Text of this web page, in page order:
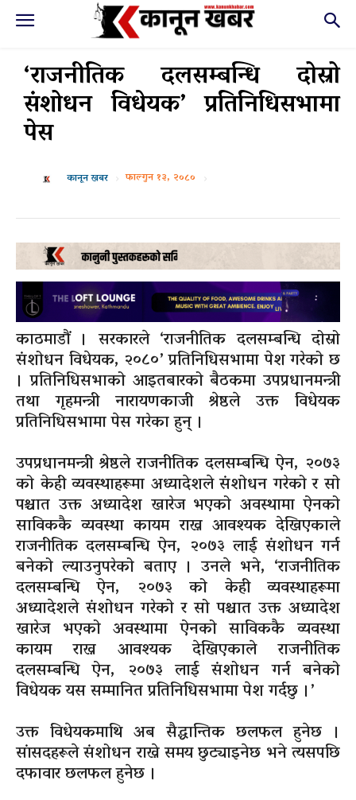
‘राजनीतिक दलसम्बन्धि दोस्रो
संशोधन विधेयक’ प्रतिनिधिसभामा
पेस
कानून खबर फाल्गुन १३, २०८०
काठमाडौं । सरकारले ‘राजनीतिक दलसम्बन्धि दोस्रो
संशोधन विधेयक, २०८०’ प्रतिनिधिसभामा पेश गरेको छ
। प्रतिनिधिसभाको आइतबारको बैठकमा उपप्रधानमन्त्री
तथा गृहमन्त्री नारायणकाजी श्रेष्ठले उक्त विधेयक
प्रतिनिधिसभामा पेस गरेका हुन् ।
उपप्रधानमन्त्री श्रेष्ठले राजनीतिक दलसम्बन्धि ऐन, २०७३
को केही व्यवस्थाहरूमा अध्यादेशले संशोधन गरेको र सो
पश्चात उक्त अध्यादेश खारेज भएको अवस्थामा ऐनको
साविककै व्यवस्था कायम राख्न आवश्यक देखिएकाले
राजनीतिक दलसम्बन्धि ऐन, २०७३ लाई संशोधन गर्न
बनेको ल्याउनुपरेको बताए । उनले भने, ‘राजनीतिक
दलसम्बन्धि ऐन, २०७३ को केही व्यवस्थाहरूमा
अध्यादेशले संशोधन गरेको र सो पश्चात उक्त अध्यादेश
खारेज भएको अवस्थामा ऐनको साविककै व्यवस्था
कायम राख्न आवश्यक देखिएकाले राजनीतिक
दलसम्बन्धि ऐन, २०७३ लाई संशोधन गर्न बनेको
विधेयक यस सम्मानित प्रतिनिधिसभामा पेश गर्दछु ।’
उक्त विधेयकमाथि अब सैद्धान्तिक छलफल हुनेछ ।
सांसदहरूले संशोधन राख्ने समय छुट्याइनेछ भने त्यसपछि
दफावार छलफल हुनेछ ।